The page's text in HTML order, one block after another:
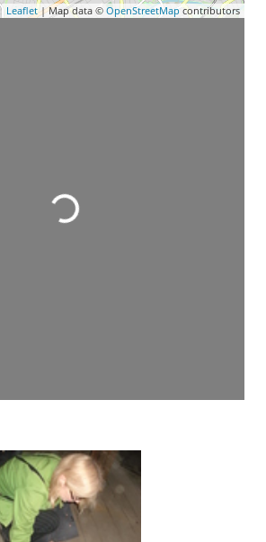
Leaflet| Map data © OpenStreetMap contributors
Wird geladen …